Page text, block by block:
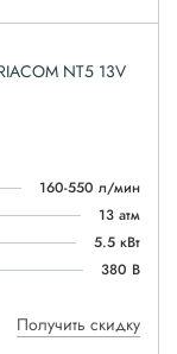
NT5 13V
160-550 л/мин
13 атм
5.5 кВт
380 В
Получить скидку